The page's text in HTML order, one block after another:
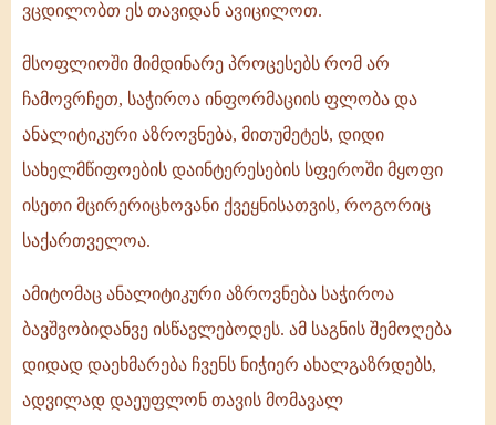
ვცდილობთ ეს თავიდან ავიცილოთ.
მსოფლიოში მიმდინარე პროცესებს რომ არ
ჩამოვრჩეთ, საჭიროა ინფორმაციის ფლობა და
ანალიტიკური აზროვნება, მითუმეტეს, დიდი
სახელმწიფოების დაინტერესების სფეროში მყოფი
ისეთი მცირერიცხოვანი ქვეყნისათვის, როგორიც
საქართველოა.
ამიტომაც ანალიტიკური აზროვნება საჭიროა
ბავშვობიდანვე ისწავლებოდეს. ამ საგნის შემოღება
დიდად დაეხმარება ჩვენს ნიჭიერ ახალგაზრდებს,
ადვილად დაეუფლონ თავის მომავალ